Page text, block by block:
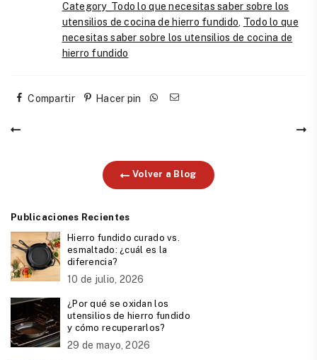
Category_Todo lo que necesitas saber sobre los
utensilios de cocina de hierro fundido Todo lo que
necesitas saber sobre los utensilios de cocina de
hierro fundido
Compartir Hacer pin
Volver a Blog
Publicaciones Recientes
Hierro fundido curado vs.
esmaltado: ¿cuál es la
diferencia?
10 de julio, 2026
¿Por qué se oxidan los
utensilios de hierro fundido
y cómo recuperarlos?
29 de mayo, 2026